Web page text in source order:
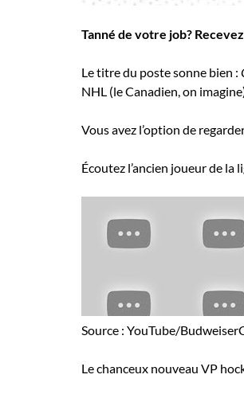
Tanné de votre job?
Le titre du poste sonne bien :
NHL (le Canadien, on
Vous avez l’option de
Écoutez l’ancien joueur de
Source : YouTube/
Le chanceux nouveau VP